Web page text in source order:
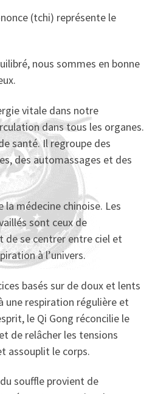
(tchi) représente le
nous sommes en bonne
vitale dans notre
dans tous les organes.
santé. Il regroupe des
des automassages et des
la médecine chinoise. Les
sont ceux de
de se centrer entre ciel et
à l’univers.
basés sur de doux et lents
une respiration régulière et
le Qi Gong réconcilie le
de relâcher les tensions
assouplit le corps.
souffle provient de